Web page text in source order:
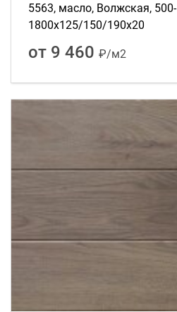
5563, масло, Волжская, 500-
1800х125/150/190х20
от 9 460 ₽/м2